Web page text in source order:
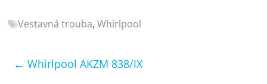
notebooky,
kávovary,
Vestavná trouba,Whirlpool
← Whirlpool AKZM 838/IX